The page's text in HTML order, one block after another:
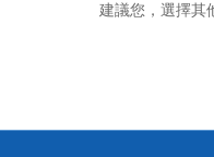
建議您，選擇其